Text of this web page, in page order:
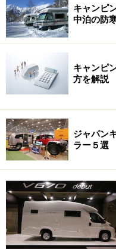
リーフの技術を
続3泊4日も利用
キャンピ
中泊の防
キャンピ
方を解説
ジャパン
ラー５選